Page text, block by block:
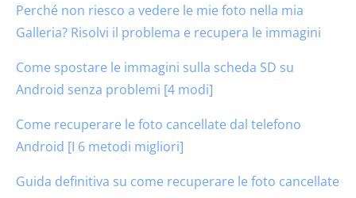
Perché non riesco a vedere le mie foto nella mia
Galleria? Risolvi il problema e recupera le immagini
Come spostare le immagini sulla scheda SD su
Android senza problemi [4 modi]
Come recuperare le foto cancellate dal telefono
Android [I 6 metodi migliori]
Guida definitiva su come recuperare le foto cancellate